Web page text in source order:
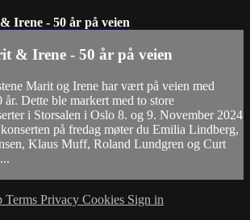
Irene - 50 år på veien
& Irene - 50 år på veien
Marit og Irene har vært på veien med
år. Dette ble markert med to store
i Storsalen i Oslo 8. og 9. November 2024
på fredag møter du Emilia Lindberg,
Klaus Muff, Roland Lundgren og Curt
Terms Privacy Cookies Sign in